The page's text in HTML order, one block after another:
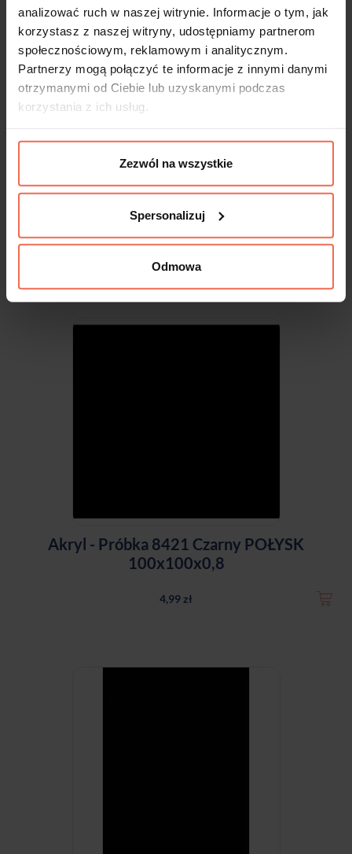
analizować ruch w naszej witrynie. Informacje o tym, jak
korzystasz z naszej witryny, udostępniamy partnerom
społecznościowym, reklamowym i analitycznym.
Partnerzy mogą połączyć te informacje z innymi danymi
otrzymanymi od Ciebie lub uzyskanymi podczas
korzystania z ich usług.
Zezwól na wszystkie
Spersonalizuj
Odmowa
Egger - Próbka Dąb Halifax Naturalny
H1180 ST37 300x200x18
9,99 zł
Akryl - Próbka 8421 Czarny POŁYSK
100x100x0,8
4,99 zł